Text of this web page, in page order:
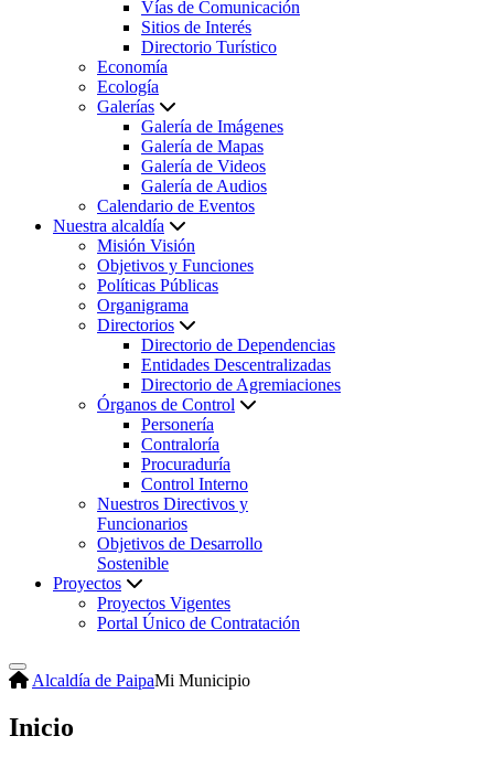
Vías de Comunicación
Sitios de Interés
Directorio Turístico
Economía
Ecología
Galerías
Galería de Imágenes
Galería de Mapas
Galería de Videos
Galería de Audios
Calendario de Eventos
Nuestra alcaldía
Misión Visión
Objetivos y Funciones
Políticas Públicas
Organigrama
Directorios
Directorio de Dependencias
Entidades Descentralizadas
Directorio de Agremiaciones
Órganos de Control
Personería
Contraloría
Procuraduría
Control Interno
Nuestros Directivos y
Funcionarios
Objetivos de Desarrollo
Sostenible
Proyectos
Proyectos Vigentes
Portal Único de Contratación
Alcaldía de PaipaMi Municipio
Inicio